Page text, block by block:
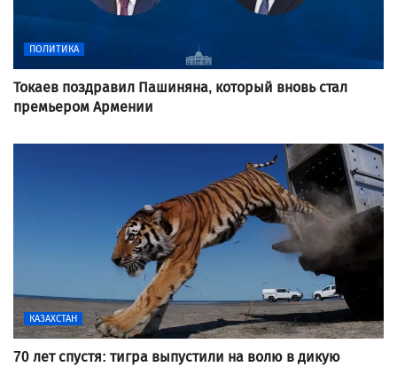
ПОЛИТИКА
Токаев поздравил Пашиняна, который вновь стал
премьером Армении
КАЗАХСТАН
70 лет спустя: тигра выпустили на волю в дикую